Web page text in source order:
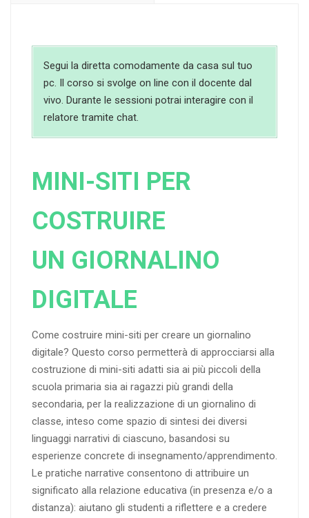
Segui la diretta comodamente da casa sul tuo
pc. Il corso si svolge on line con il docente dal
vivo. Durante le sessioni potrai interagire con il
relatore tramite chat.
MINI-SITI PER
COSTRUIRE
UN GIORNALINO
DIGITALE
Come costruire mini-siti per creare un giornalino
digitale? Questo corso permetterà di approcciarsi alla
costruzione di mini-siti adatti sia ai più piccoli della
scuola primaria sia ai ragazzi più grandi della
secondaria, per la realizzazione di un giornalino di
classe, inteso come spazio di sintesi dei diversi
linguaggi narrativi di ciascuno, basandosi su
esperienze concrete di insegnamento/apprendimento.
Le pratiche narrative consentono di attribuire un
significato alla relazione educativa (in presenza e/o a
distanza): aiutano gli studenti a riflettere e a credere